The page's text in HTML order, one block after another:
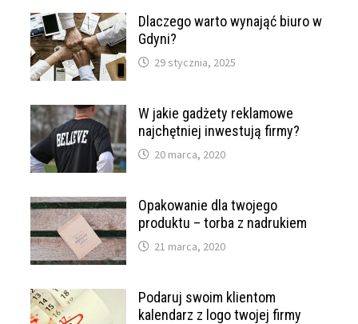
Dlaczego warto wynająć biuro w
Gdyni?
29 stycznia, 2025
W jakie gadżety reklamowe
najchętniej inwestują firmy?
20 marca, 2020
Opakowanie dla twojego
produktu – torba z nadrukiem
21 marca, 2020
Podaruj swoim klientom
kalendarz z logo twojej firmy